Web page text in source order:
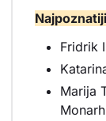
Fridrik
Marija